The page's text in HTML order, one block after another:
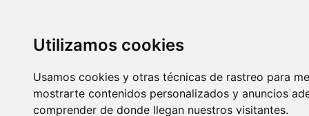
Utilizamos cookies
Usamos cookies y otras técnicas de rastreo para
mostrarte contenidos personalizados y anuncios
comprender de donde llegan nuestros visitantes.